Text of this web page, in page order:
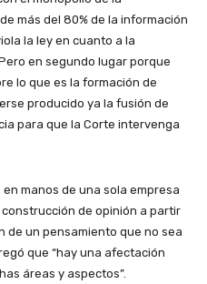
más del 80% de la información
la ley en cuanto a la
en segundo lugar porque
lo que es la formación de
producido ya la fusión de
para que la Corte intervenga
en manos de una sola empresa
de opinión a partir
de un pensamiento que no sea
que “hay una afectación
áreas y aspectos”.